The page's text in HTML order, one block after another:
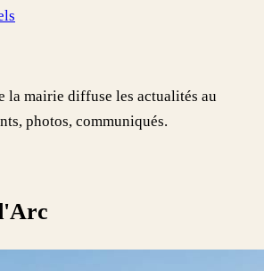
la mairie diffuse les actualités au
photos, communiqués.